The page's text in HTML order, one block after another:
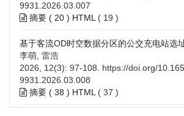
9931.2026.03.007
摘要 ( 20 ) HTML ( 19 )
基于客流OD时空数据分区的公交充电站选
李萌, 雷浩
2026, 12(3): 97-108. https://doi.org/
9931.2026.03.008
摘要 ( 38 ) HTML ( 37 )